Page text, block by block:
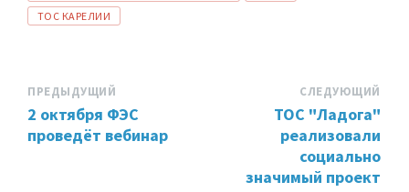
ТОС КАРЕЛИИ
ПРЕДЫДУЩИЙ
2 октября ФЭС
проведёт вебинар
СЛЕДУЮЩИЙ
ТОС "Ладога"
реализовали
социально
значимый проект